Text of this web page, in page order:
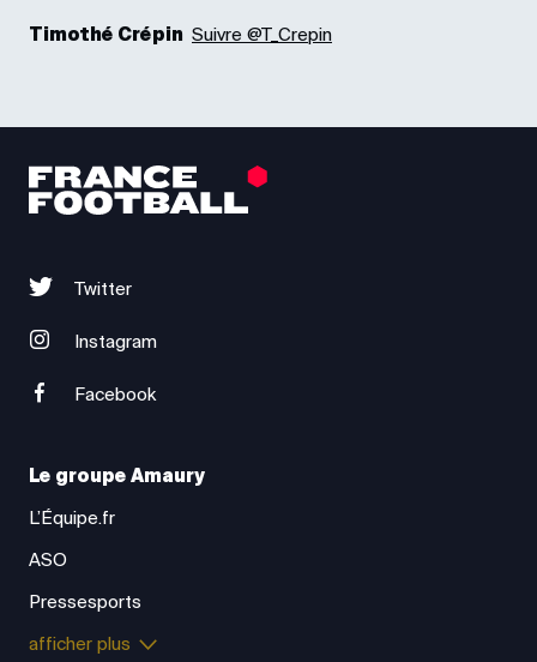
Timothé Crépin Suivre @T_Crepin
Twitter
Instagram
Facebook
Le groupe Amaury
L’Équipe.fr
ASO
Pressesports
afficher plus